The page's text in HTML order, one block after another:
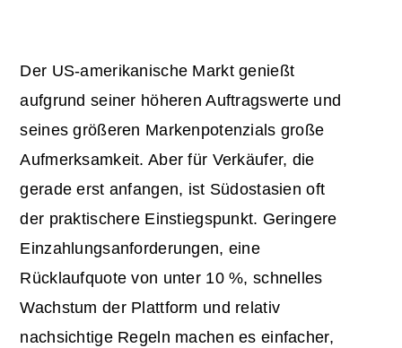
Der US-amerikanische Markt genießt
aufgrund seiner höheren Auftragswerte und
seines größeren Markenpotenzials große
Aufmerksamkeit. Aber für Verkäufer, die
gerade erst anfangen, ist Südostasien oft
der praktischere Einstiegspunkt. Geringere
Einzahlungsanforderungen, eine
Rücklaufquote von unter 10 %, schnelles
Wachstum der Plattform und relativ
nachsichtige Regeln machen es einfacher,